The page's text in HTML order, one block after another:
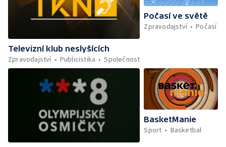
Televizní klub neslyšících
Zpravodajství
Publicistika Společnost
Počasí ve světě
Zpravodajství
Počasí
BasketManie
Sport
Basketbal